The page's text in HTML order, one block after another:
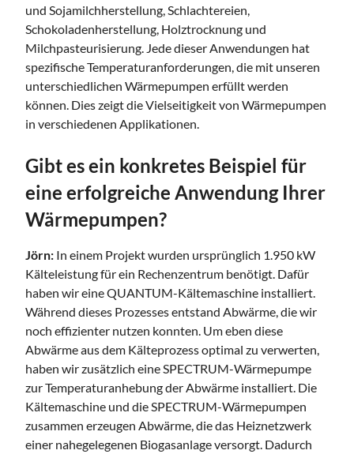
und Sojamilchherstellung, Schlachtereien,
Schokoladenherstellung, Holztrocknung und
Milchpasteurisierung. Jede dieser Anwendungen hat
spezifische Temperaturanforderungen, die mit unseren
unterschiedlichen Wärmepumpen erfüllt werden
können. Dies zeigt die Vielseitigkeit von Wärmepumpen
in verschiedenen Applikationen.
Gibt es ein konkretes Beispiel für
eine erfolgreiche Anwendung Ihrer
Wärmepumpen?
Jörn: In einem Projekt wurden ursprünglich 1.950 kW
Kälteleistung für ein Rechenzentrum benötigt. Dafür
haben wir eine QUANTUM-Kältemaschine installiert.
Während dieses Prozesses entstand Abwärme, die wir
noch effizienter nutzen konnten. Um eben diese
Abwärme aus dem Kälteprozess optimal zu verwerten,
haben wir zusätzlich eine SPECTRUM-Wärmepumpe
zur Temperaturanhebung der Abwärme installiert. Die
Kältemaschine und die SPECTRUM-Wärmepumpen
zusammen erzeugen Abwärme, die das Heiznetzwerk
einer nahegelegenen Biogasanlage versorgt. Dadurch